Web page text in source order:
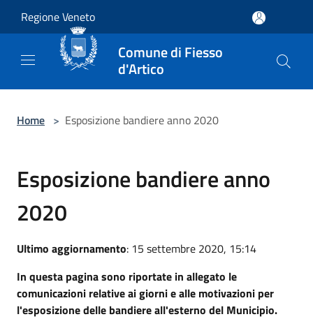
Regione Veneto
Comune di Fiesso
d'Artico
Home > Esposizione bandiere anno 2020
Esposizione bandiere anno
2020
Ultimo aggiornamento: 15 settembre 2020, 15:14
In questa pagina sono riportate in allegato le
comunicazioni relative ai giorni e alle motivazioni per
l'esposizione delle bandiere all'esterno del Municipio.